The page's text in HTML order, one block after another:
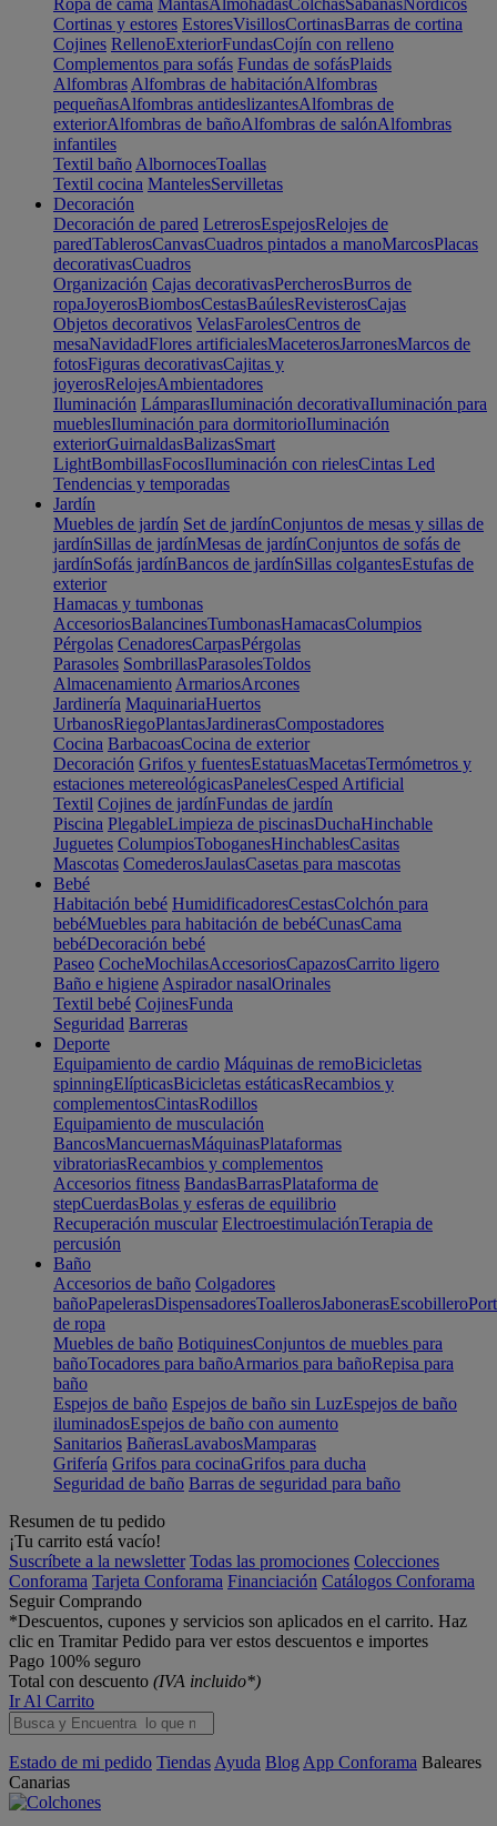
Ropa de cama MantasAlmohadasColchasSábanasNórdicos
Cortinas y estores EstoresVisillosCortinasBarras de cortina
Cojines RellenoExteriorFundasCojín con relleno
Complementos para sofás Fundas de sofásPlaids
Alfombras Alfombras de habitaciónAlfombras
pequeñasAlfombras antideslizantesAlfombras de
exteriorAlfombras de bañoAlfombras de salónAlfombras
infantiles
Textil baño AlbornocesToallas
Textil cocina MantelesServilletas
Decoración
Decoración de pared LetrerosEspejosRelojes de
paredTablerosCanvasCuadros pintados a manoMarcosPlacas
decorativasCuadros
Organización Cajas decorativasPercherosBurros de
ropaJoyerosBiombosCestasBaúlesRevisterosCajas
Objetos decorativos VelasFarolesCentros de
mesaNavidadFlores artificialesMaceterosJarronesMarcos de
fotosFiguras decorativasCajitas y
joyerosRelojesAmbientadores
Iluminación LámparasIluminación decorativaIluminación para
mueblesIluminación para dormitorioIluminación
exteriorGuirnaldasBalizasSmart
LightBombillasFocosIluminación con rielesCintas Led
Tendencias y temporadas
Jardín
Muebles de jardín Set de jardínConjuntos de mesas y sillas de
jardínSillas de jardínMesas de jardínConjuntos de sofás de
jardínSofás jardínBancos de jardínSillas colgantesEstufas de
exterior
Hamacas y tumbonas
AccesoriosBalancinesTumbonasHamacasColumpios
Pérgolas CenadoresCarpasPérgolas
Parasoles SombrillasParasolesToldos
Almacenamiento ArmariosArcones
Jardinería MaquinariaHuertos
UrbanosRiegoPlantasJardinerasCompostadores
Cocina BarbacoasCocina de exterior
Decoración Grifos y fuentesEstatuasMacetasTermómetros y
estaciones metereológicasPanelesCesped Artificial
Textil Cojines de jardínFundas de jardín
Piscina PlegableLimpieza de piscinasDuchaHinchable
Juguetes ColumpiosToboganesHinchablesCasitas
Mascotas ComederosJaulasCasetas para mascotas
Bebé
Habitación bebé HumidificadoresCestasColchón para
bebéMuebles para habitación de bebéCunasCama
bebéDecoración bebé
Paseo CocheMochilasAccesoriosCapazosCarrito ligero
Baño e higiene Aspirador nasalOrinales
Textil bebé CojinesFunda
Seguridad Barreras
Deporte
Equipamiento de cardio Máquinas de remoBicicletas
spinningElípticasBicicletas estáticasRecambios y
complementosCintasRodillos
Equipamiento de musculación
BancosMancuernasMáquinasPlataformas
vibratoriasRecambios y complementos
Accesorios fitness BandasBarrasPlataforma de
stepCuerdasBolas y esferas de equilibrio
Recuperación muscular ElectroestimulaciónTerapia de
percusión
Baño
Accesorios de baño Colgadores
bañoPapelerasDispensadoresToallerosJabonerasEscobillero
de ropa
Muebles de baño BotiquinesConjuntos de muebles para
bañoTocadores para bañoArmarios para bañoRepisa para
baño
Espejos de baño Espejos de baño sin LuzEspejos de baño
iluminadosEspejos de baño con aumento
Sanitarios BañerasLavabosMamparas
Grifería Grifos para cocinaGrifos para ducha
Seguridad de baño Barras de seguridad para baño
Resumen de tu pedido
¡Tu carrito está vacío!
Suscríbete a la newsletter Todas las promociones Colecciones
Conforama Tarjeta Conforama Financiación Catálogos Conforama
Seguir Comprando
*Descuentos, cupones y servicios son aplicados en el carrito. Haz
clic en Tramitar Pedido para ver estos descuentos e importes
Pago 100% seguro
Total con descuento (IVA incluido*)
Ir Al Carrito
Estado de mi pedido Tiendas Ayuda Blog App Conforama Baleares
Canarias